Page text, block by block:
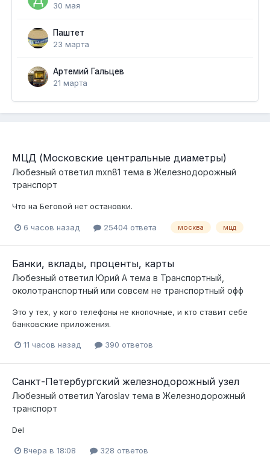
30 мая
Паштет
23 марта
Артемий Гальцев
21 марта
МЦД (Московские центральные диаметры)
Любезный ответил mxn81 тема в Железнодорожный
транспорт
Что на Беговой нет остановки.
6 часов назад 25404 ответа москва мцд
Банки, вклады, проценты, карты
Любезный ответил Юрий А тема в Транспортный,
околотранспортный или совсем не транспортный офф
Это у тех, у кого телефоны не кнопочные, и кто ставит себе
банковские приложения.
11 часов назад 390 ответов
Санкт-Петербургский железнодорожный узел
Любезный ответил Yaroslav тема в Железнодорожный
транспорт
Del
Вчера в 18:08 328 ответов